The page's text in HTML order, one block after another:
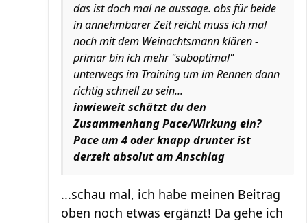
das ist doch mal ne aussage. obs für beide
in annehmbarer Zeit reicht muss ich mal
noch mit dem Weinachtsmann klären -
primär bin ich mehr "suboptimal"
unterwegs im Training um im Rennen dann
richtig schnell zu sein...
inwieweit schätzt du den
Zusammenhang Pace/Wirkung ein?
Pace um 4 oder knapp drunter ist
derzeit absolut am Anschlag
...schau mal, ich habe meinen Beitrag
oben noch etwas ergänzt! Da gehe ich